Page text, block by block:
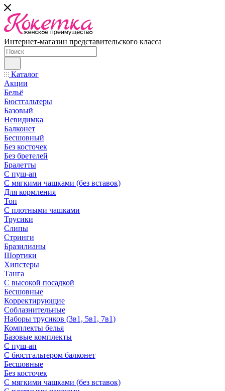
Интернет-магазин представительского класса
Каталог
Акции
Бельё
Бюстгальтеры
Базовый
Невидимка
Балконет
Бесшовный
Без косточек
Без бретелей
Бралетты
С пуш-ап
С мягкими чашками (без вставок)
Для кормления
Топ
С плотными чашками
Трусики
Слипы
Стринги
Бразилианы
Шортики
Хипстеры
Танга
С высокой посадкой
Бесшовные
Корректирующие
Соблазнительные
Наборы трусиков (3в1, 5в1, 7в1)
Комплекты белья
Базовые комплекты
С пуш-ап
С бюстгальтером балконет
Бесшовные
Без косточек
С мягкими чашками (без вставок)